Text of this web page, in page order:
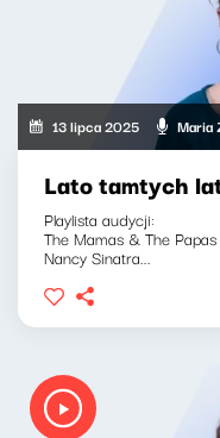
13 lipca 2025 Maria
Lato tamtych
Playlista audycji:
The Mamas & The
Nancy Sinatra...